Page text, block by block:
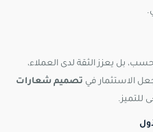
بل يعزز الثقة لدى العملاء،
الاستثمار في تصميم شعارات
للتميز.